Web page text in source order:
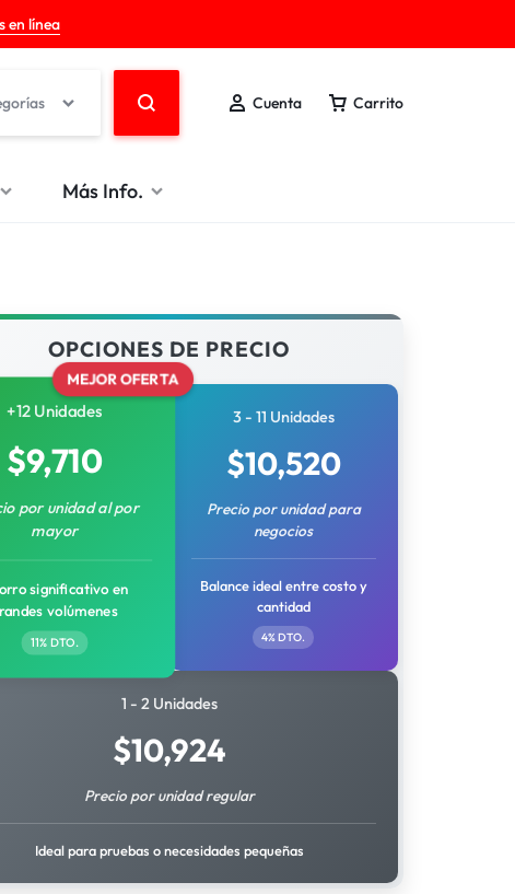
en línea
Cuenta Carrito
Más Info.
OPCIONES DE PRECIO
MEJOR OFERTA
+12 Unidades
$9,710
por unidad al por
mayor
significativo en
volúmenes
11% DTO.
3 - 11 Unidades
$10,520
Precio por unidad para
negocios
Balance ideal entre costo y
cantidad
4% DTO.
1 - 2 Unidades
$10,924
Precio por unidad regular
Ideal para pruebas o necesidades pequeñas